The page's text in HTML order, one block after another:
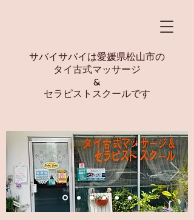
​サバイサバイは愛媛県松山市の
タイ古式マッサージ
&
セラピストスクールです